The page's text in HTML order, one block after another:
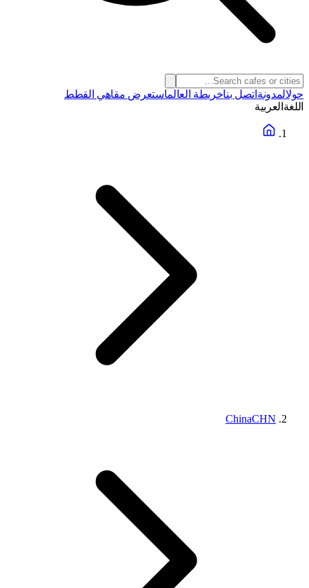
حولالمدونة اتصل بناخريطة العالماستعرض مقاهي القطط
اللغة العربية
ChinaCHN